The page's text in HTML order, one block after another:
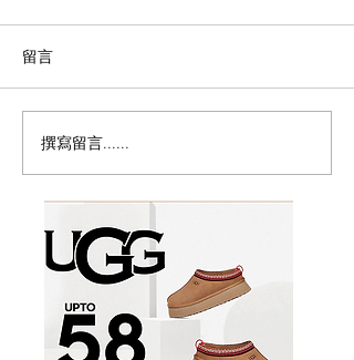
历史新低！Samsonite 新
秀丽 Winfield 2 全PC
20+28寸 黑色拉杆行李箱2
件套1.7折
留言
撰寫留言......